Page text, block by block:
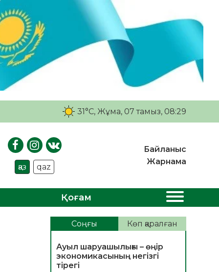
31°C, Жұма, 07 тамыз, 08:29
қаз qaz
Байланыс
Жарнама
Қоғам
Соңғы Көп қаралған
Ауыл шаруашылығы – өңір
экономикасының негізгі
тірегі